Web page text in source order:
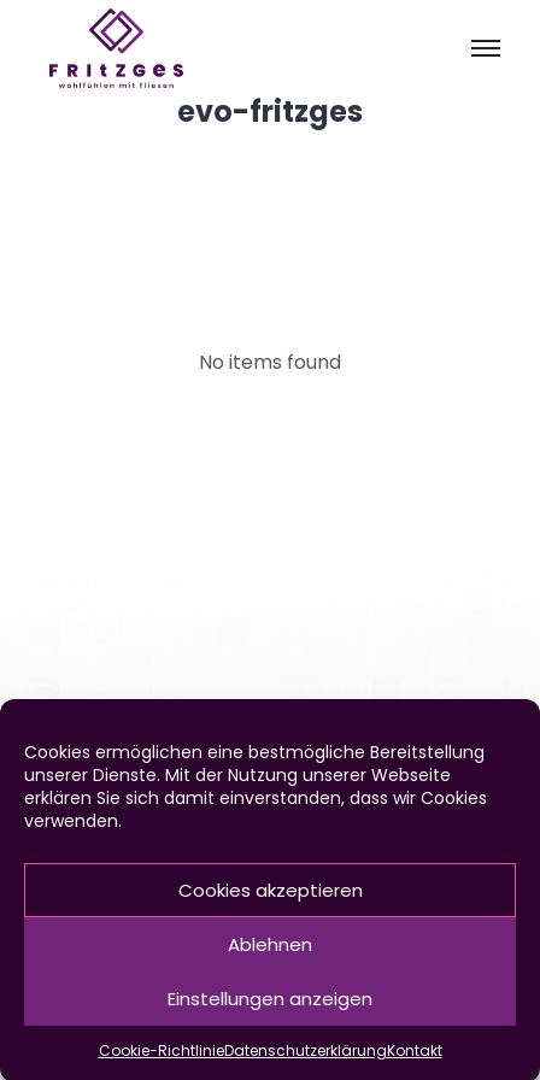
Cookies ermöglichen eine bestmögliche Bereitstellung
unserer Dienste. Mit der Nutzung unserer Webseite
erklären Sie sich damit einverstanden, dass wir Cookies
verwenden.
Cookies akzeptieren
Ablehnen
Einstellungen anzeigen
Cookie-RichtlinieDatenschutzerklärungKontakt
evo-fritzges
No items found
Behrunger Straße 10
Telefon+49 (0)9774 484
E-Mailinfo@fliesen-fritzges.de